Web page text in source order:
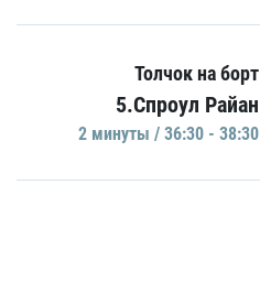
Толчок на борт
5.Спроул Райан
2 минуты / 36:30 - 38:30